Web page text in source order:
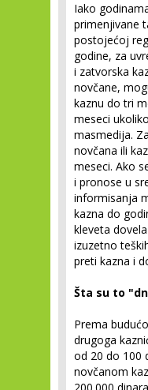
Iako
primenjivane
postojećoj
godine, za
i zatvorska
novčane,
kaznu do tri
meseci
masmedija.
novčana ili
meseci. Ako
i pronose u
informisanja
kazna do
kleveta
izuzetno
preti kazna i
Šta su to
Prema
drugoga
od 20 do 100
novčanom